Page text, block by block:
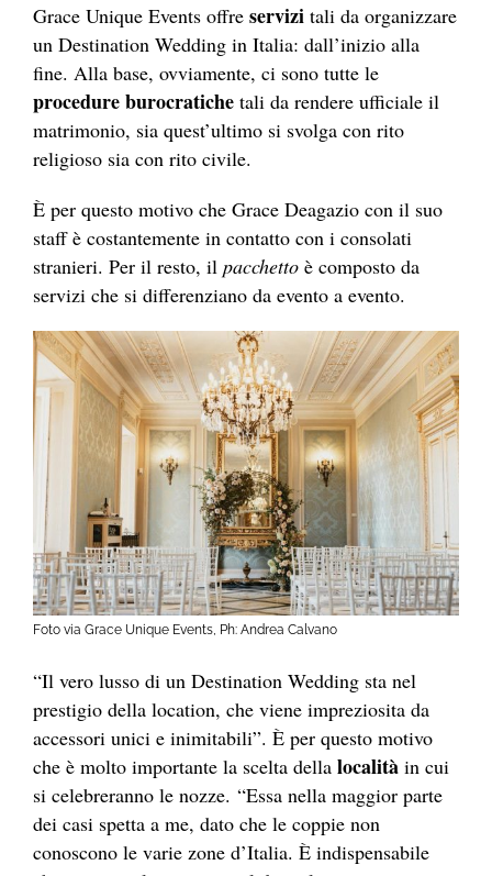
Grace Unique Events offre servizi tali da organizzare
un Destination Wedding in Italia: dall’inizio alla
fine. Alla base, ovviamente, ci sono tutte le
procedure burocratiche tali da rendere ufficiale il
matrimonio, sia quest’ultimo si svolga con rito
religioso sia con rito civile.
È per questo motivo che Grace Deagazio con il suo
staff è costantemente in contatto con i consolati
stranieri. Per il resto, il pacchetto è composto da
servizi che si differenziano da evento a evento.
Foto via Grace Unique Events, Ph: Andrea Calvano
“Il vero lusso di un Destination Wedding sta nel
prestigio della location, che viene impreziosita da
accessori unici e inimitabili”. È per questo motivo
che è molto importante la scelta della località in cui
si celebreranno le nozze. “Essa nella maggior parte
dei casi spetta a me, dato che le coppie non
conoscono le varie zone d’Italia. È indispensabile